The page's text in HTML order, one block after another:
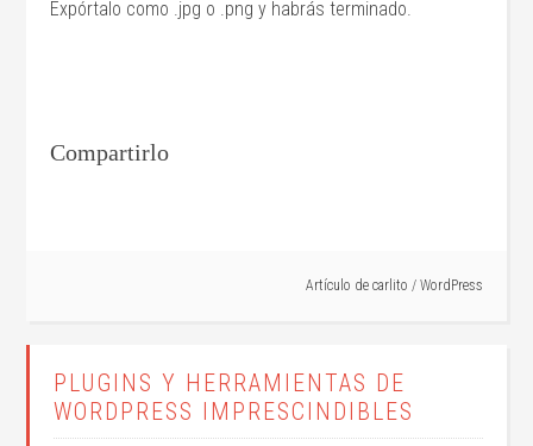
Expórtalo como .jpg o .png y habrás terminado.
Compartirlo
Artículo de carlito / WordPress
PLUGINS Y HERRAMIENTAS DE
WORDPRESS IMPRESCINDIBLES